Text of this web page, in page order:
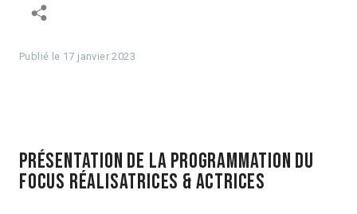
Publié le 17 janvier 2023
Présentation de la programmation du
focus réalisatrices & actrices